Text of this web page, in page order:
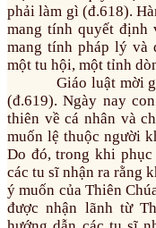
phải làm gì (đ.618).
mang tính quyết định
mang tính pháp lý và
một tu hội, một tỉnh
Giáo luật mời gọi
(đ.619). Ngày nay
thiên về cá nhân và
muốn lệ thuộc người
Do đó, trong khi
các tu sĩ nhận ra rằng
ý muốn của Thiên
được nhận lãnh từ